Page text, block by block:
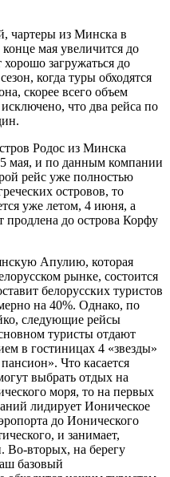
чартеры из Минска в
мая увеличится до
загружаться до
когда туры обходятся
скорее всего объем
что два рейса по
Родос из Минска
мая, и по данным компании
рейс уже полностью
островов, то
уже летом, 4 июня, а
до острова Корфу
Апулию, которая
рынке, состоится
белорусских туристов
на 40%. Однако, по
следующие рейсы
туристы отдают
в гостиницах 4 «звезды»
Что касается
выбрать отдых на
моря, то на первых
лидирует Ионическое
до Ионического
и занимает,
Во-вторых, на берегу
базовый